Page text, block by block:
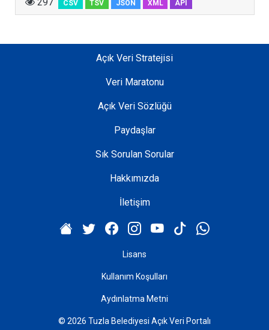
CSV TSV JSON XML API
Açık Veri Stratejisi
Veri Maratonu
Açık Veri Sözlüğü
Paydaşlar
Sık Sorulan Sorular
Hakkımızda
İletişim
Lisans
Kullanım Koşulları
Aydınlatma Metni
© 2026 Tuzla Belediyesi Açık Veri Portalı